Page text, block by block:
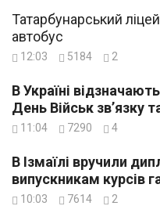
Татарбунарський
автобус
12:03 5184 2
В Україні
День Військ зв’язку
11:04 7290 4
В Ізмаїлі вручили
випускникам курсів
10:03 7614 2